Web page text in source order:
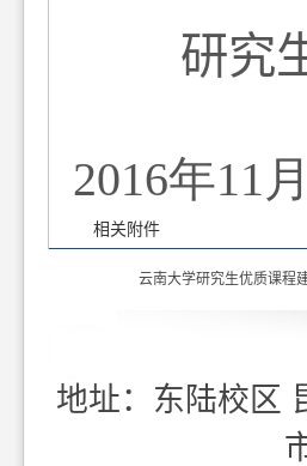
研究
2016年11月
相关附件
云南大学研究生优质课程
地址：东陆校区